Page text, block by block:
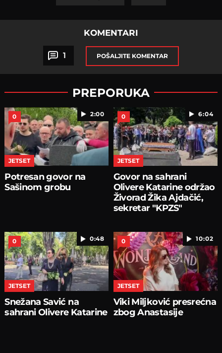
KOMENTARI
1 POŠALJITE KOMENTAR
PREPORUKA
2:00
0
JETSET
Potresan govor na
Sašinom grobu
6:04
0
JETSET
Govor na sahrani
Olivere Katarine održao
Živorad Žika Ajdačić,
sekretar "KPZS"
0:48
0
JETSET
Snežana Savić na
sahrani Olivere Katarine
10:02
0
JETSET
Viki Miljković presrećna
zbog Anastasije